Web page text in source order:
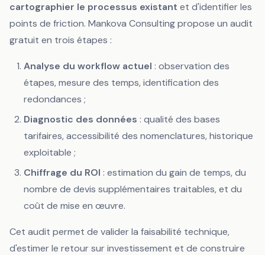
cartographier le processus existant et d'identifier les
points de friction. Mankova Consulting propose un audit
gratuit en trois étapes :
Analyse du workflow actuel : observation des
étapes, mesure des temps, identification des
redondances ;
Diagnostic des données : qualité des bases
tarifaires, accessibilité des nomenclatures, historique
exploitable ;
Chiffrage du ROI : estimation du gain de temps, du
nombre de devis supplémentaires traitables, et du
coût de mise en œuvre.
Cet audit permet de valider la faisabilité technique,
d'estimer le retour sur investissement et de construire